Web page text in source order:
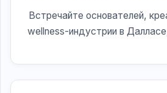
Встречайте основателей,
wellness-индустрии в